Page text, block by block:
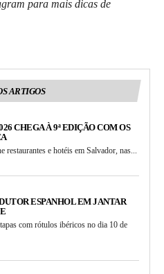
para mais dicas de
ARTIGOS
CHEGA À 9ª EDIÇÃO COM OS
restaurantes e hotéis em Salvador, nas...
ESPANHOL EM JANTAR
com rótulos ibéricos no dia 10 de